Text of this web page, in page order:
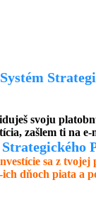
svoju
zašlem ti na
sa z
dňoch piata a